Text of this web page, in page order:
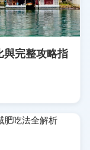
與完整攻略指